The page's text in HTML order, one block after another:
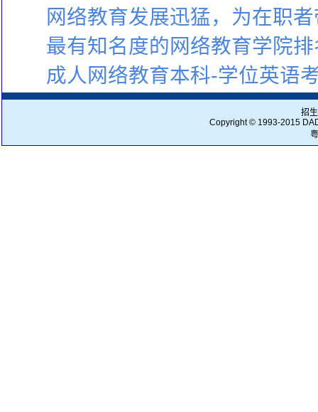
网络教育发展迅猛，为在职
最有知名度的网络教育学院
成人网络教育本科-学位英语
招
Copyright © 1993-2015
粤